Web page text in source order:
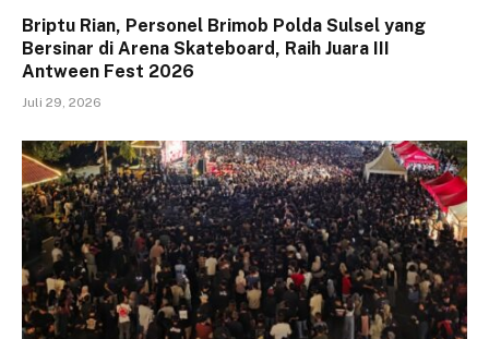
Briptu Rian, Personel Brimob Polda Sulsel yang
Bersinar di Arena Skateboard, Raih Juara III
Antween Fest 2026
Juli 29, 2026